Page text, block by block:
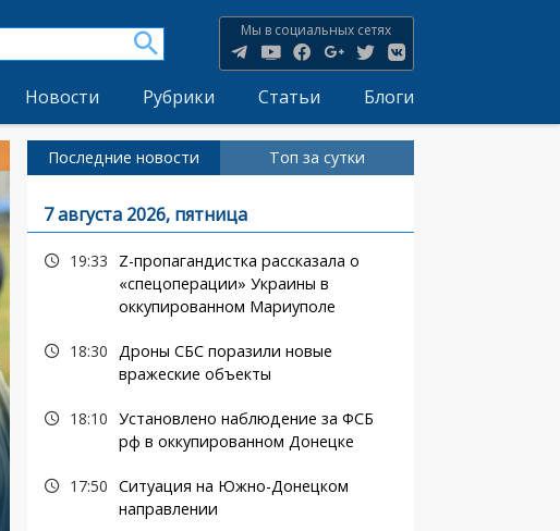
Мы в социальных сетях
Новости Рубрики Статьи Блоги
Последние новости Топ за сутки
7 августа 2026, пятница
19:33
Z-пропагандистка рассказала о
«спецоперации» Украины в
оккупированном Мариуполе
18:30 Дроны СБС поразили новые
вражеские объекты
18:10 Установлено наблюдение за ФСБ
рф в оккупированном Донецке
17:50 Ситуация на Южно-Донецком
направлении